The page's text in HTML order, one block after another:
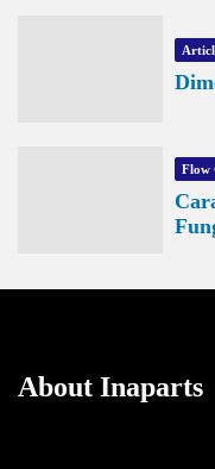
Flow
About Inaparts